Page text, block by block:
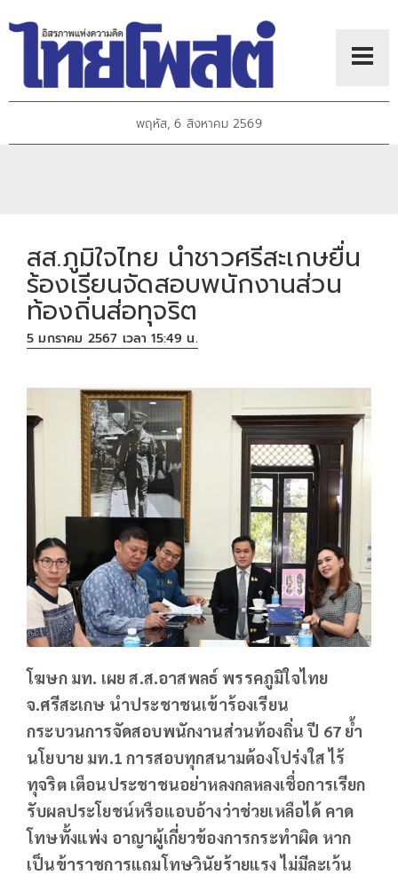
พฤหัส, 6 สิงหาคม 2569
สส.ภูมิใจไทย นำชาวศรีสะเกษยื่น
ร้องเรียนจัดสอบพนักงานส่วน
ท้องถิ่นส่อทุจริต
5 มกราคม 2567 เวลา 15:49 น.
โฆษก มท. เผย ส.ส.อาสพลธ์ พรรคภูมิใจไทย
จ.ศรีสะเกษ นำประชาชนเข้าร้องเรียน
กระบวนการจัดสอบพนักงานส่วนท้องถิ่น ปี 67 ย้ำ
นโยบาย มท.1 การสอบทุกสนามต้องโปร่งใส ไร้
ทุจริต เตือนประชาชนอย่าหลงกลหลงเชื่อการเรียก
รับผลประโยชน์หรือแอบอ้างว่าช่วยเหลือได้ คาด
โทษทั้งแพ่ง อาญาผู้เกี่ยวข้องการกระทำผิด หาก
เป็นข้าราชการแถมโทษวินัยร้ายแรง ไม่มีละเว้น